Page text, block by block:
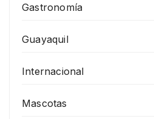
Gastronomía
Guayaquil
Internacional
Mascotas